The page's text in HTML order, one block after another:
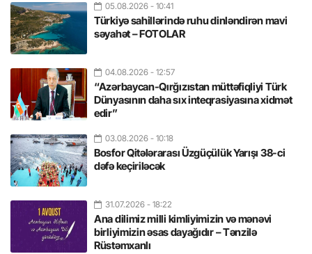
05.08.2026 - 10:41
Türkiyə sahillərində ruhu dinləndirən mavi
səyahət – FOTOLAR
04.08.2026 - 12:57
“Azərbaycan-Qırğızıstan müttəfiqliyi Türk
Dünyasının daha sıx inteqrasiyasına xidmət
edir”
03.08.2026 - 10:18
Bosfor Qitələrarası Üzgüçülük Yarışı 38-ci
dəfə keçiriləcək
31.07.2026 - 18:22
Ana dilimiz milli kimliyimizin və mənəvi
birliyimizin əsas dayağıdır – Tənzilə
Rüstəmxanlı